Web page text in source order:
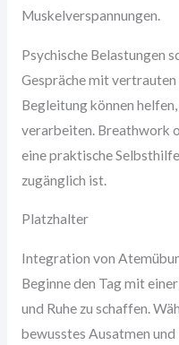
Muskelverspannungen.
Psychische Belastungen
Gespräche mit
Begleitung können
verarbeiten. Breathwork
eine praktische
zugänglich ist.
Platzhalter
Integration von
Beginne den Tag mit
und Ruhe zu schaffen.
bewusstes Ausatmen